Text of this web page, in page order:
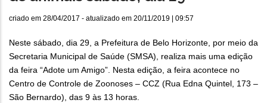
criado em 28/04/2017 - atualizado em 20/11/2019 | 09:57
Neste sábado, dia 29, a Prefeitura de Belo Horizonte, por meio da
Secretaria Municipal de Saúde (SMSA), realiza mais uma edição
da feira “Adote um Amigo”. Nesta edição, a feira acontece no
Centro de Controle de Zoonoses – CCZ (Rua Edna Quintel, 173 –
São Bernardo), das 9 às 13 horas.